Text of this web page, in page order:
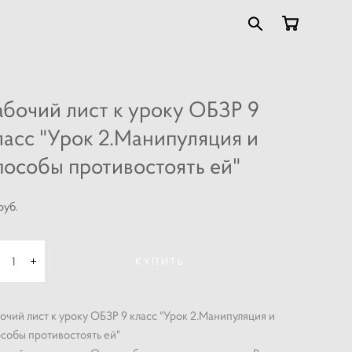
лист к уроку ОБЗР 9
"Урок 2.Манипуляция и
противостоять ей"
КУПИТЬ
лист к уроку ОБЗР 9 класс "Урок 2.Манипуляция и
противостоять ей"